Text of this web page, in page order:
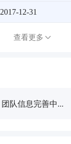
2017-12-31
查看更多
团队信息完善中...